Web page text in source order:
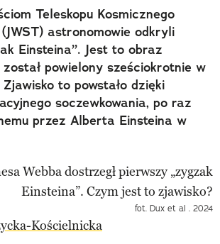
Teleskopu Kosmicznego
astronomowie odkryli
Einsteina”. Jest to obraz
powielony sześciokrotnie w
to powstało dzięki
soczewkowania, po raz
przez Alberta Einsteina w
fot. Dux et al . 2024
Kościelnicka